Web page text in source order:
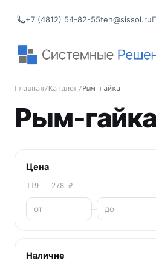
+7 (4812) 54-82-55teh@sissol.ru
Главная/ Каталог/ Рым-гайка
Рым-гайка
Цена
119 – 278 ₽
–
Наличие